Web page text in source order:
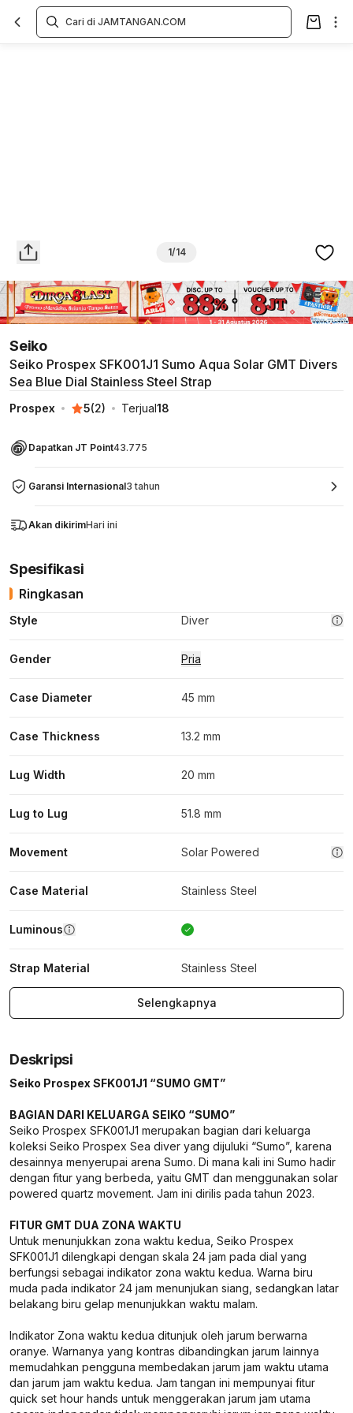
1/14
Seiko
Seiko Prospex SFK001J1 Sumo Aqua Solar GMT Divers
Sea Blue Dial Stainless Steel Strap
Prospex 5(2) Terjual18
Dapatkan JT Point43.775
Garansi Internasional3 tahun
Akan dikirimHari ini
Spesifikasi
Ringkasan
Style Diver
Gender Pria
Case Diameter 45 mm
Case Thickness 13.2 mm
Lug Width 20 mm
Lug to Lug 51.8 mm
Movement Solar Powered
Case Material Stainless Steel
Luminous
Strap Material Stainless Steel
Selengkapnya
Deskripsi
Seiko Prospex SFK001J1 “SUMO GMT”
BAGIAN DARI KELUARGA SEIKO “SUMO”
Seiko Prospex SFK001J1 merupakan bagian dari keluarga
koleksi Seiko Prospex Sea diver yang dijuluki “Sumo”, karena
desainnya menyerupai arena Sumo. Di mana kali ini Sumo hadir
dengan fitur yang berbeda, yaitu GMT dan menggunakan solar
powered quartz movement. Jam ini dirilis pada tahun 2023.
FITUR GMT DUA ZONA WAKTU
Untuk menunjukkan zona waktu kedua, Seiko Prospex
SFK001J1 dilengkapi dengan skala 24 jam pada dial yang
berfungsi sebagai indikator zona waktu kedua. Warna biru
muda pada indikator 24 jam menunjukan siang, sedangkan latar
belakang biru gelap menunjukkan waktu malam.
Indikator Zona waktu kedua ditunjuk oleh jarum berwarna
oranye. Warnanya yang kontras dibandingkan jarum lainnya
memudahkan pengguna membedakan jarum jam waktu utama
dan jarum jam waktu kedua. Jam tangan ini mempunyai fitur
quick set hour hands untuk menggerakan jarum jam utama